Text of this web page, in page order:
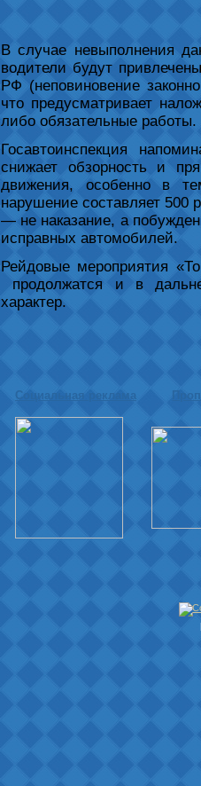
В случае невыполнения
водители будут
РФ (неповиновение
что предусматривает
либо обязательные работы.
Госавтоинспекция
снижает обзорность и
движения, особенно в
нарушение составляет 500
— не наказание, а
исправных автомобилей.
Рейдовые мероприятия
продолжатся и в
характер.
Социальная реклама